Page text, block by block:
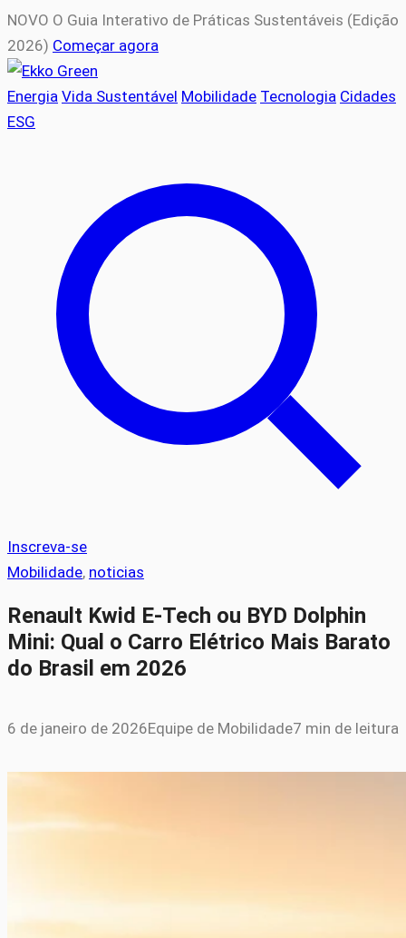
NOVO O Guia Interativo de Práticas Sustentáveis (Edição
2026) Começar agora
Energia Vida Sustentável Mobilidade Tecnologia Cidades
ESG
Inscreva-se
Mobilidade, noticias
Renault Kwid E-Tech ou BYD Dolphin
Mini: Qual o Carro Elétrico Mais Barato
do Brasil em 2026
6 de janeiro de 2026Equipe de Mobilidade7 min de leitura